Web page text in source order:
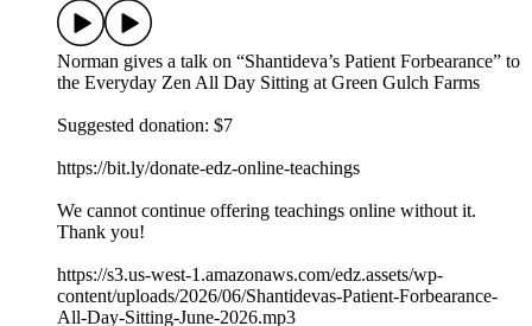
Norman gives a talk on “Shantideva’s Patient Forbearance” to
the Everyday Zen All Day Sitting at Green Gulch Farms
Suggested donation: $7
https://bit.ly/donate-edz-online-teachings
We cannot continue offering teachings online without it.
Thank you!
https://s3.us-west-1.amazonaws.com/edz.assets/wp-
content/uploads/2026/06/Shantidevas-Patient-Forbearance-
All-Day-Sitting-June-2026.mp3